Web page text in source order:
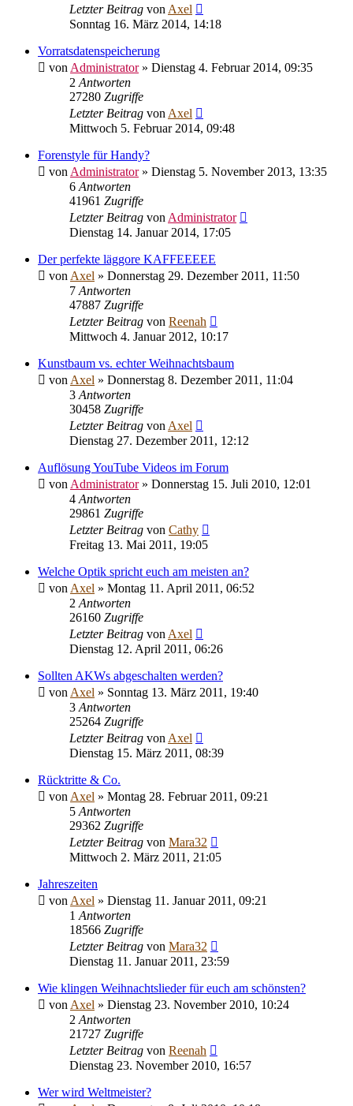
Letzter Beitrag von Axel
Sonntag 16. März 2014, 14:18
Vorratsdatenspeicherung
von Administrator» Dienstag 4. Februar 2014, 09:35
2 Antworten
27280 Zugriffe
Letzter Beitrag von Axel
Mittwoch 5. Februar 2014, 09:48
Forenstyle für Handy?
von Administrator» Dienstag 5. November 2013, 13:35
6 Antworten
41961 Zugriffe
Letzter Beitrag von Administrator
Dienstag 14. Januar 2014, 17:05
Der perfekte läggore KAFFEEEEE
von Axel » Donnerstag 29. Dezember 2011, 11:50
7 Antworten
47887 Zugriffe
Letzter Beitrag von Reenah
Mittwoch 4. Januar 2012, 10:17
Kunstbaum vs. echter Weihnachtsbaum
von Axel » Donnerstag 8. Dezember 2011, 11:04
3 Antworten
30458 Zugriffe
Letzter Beitrag von Axel
Dienstag 27. Dezember 2011, 12:12
Auflösung YouTube Videos im Forum
von Administrator» Donnerstag 15. Juli 2010, 12:01
4 Antworten
29861 Zugriffe
Letzter Beitrag von Cathy
Freitag 13. Mai 2011, 19:05
Welche Optik spricht euch am meisten an?
von Axel » Montag 11. April 2011, 06:52
2 Antworten
26160 Zugriffe
Letzter Beitrag von Axel
Dienstag 12. April 2011, 06:26
Sollten AKWs abgeschalten werden?
von Axel » Sonntag 13. März 2011, 19:40
3 Antworten
25264 Zugriffe
Letzter Beitrag von Axel
Dienstag 15. März 2011, 08:39
Rücktritte & Co.
von Axel » Montag 28. Februar 2011, 09:21
5 Antworten
29362 Zugriffe
Letzter Beitrag von Mara32
Mittwoch 2. März 2011, 21:05
Jahreszeiten
von Axel » Dienstag 11. Januar 2011, 09:21
1 Antworten
18566 Zugriffe
Letzter Beitrag von Mara32
Dienstag 11. Januar 2011, 23:59
Wie klingen Weihnachtslieder für euch am schönsten?
von Axel » Dienstag 23. November 2010, 10:24
2 Antworten
21727 Zugriffe
Letzter Beitrag von Reenah
Dienstag 23. November 2010, 16:57
Wer wird Weltmeister?